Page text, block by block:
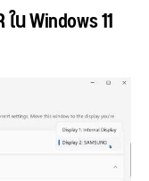
น Windows 11